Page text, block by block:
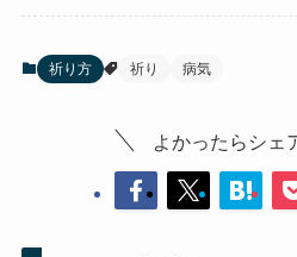
祈り方 祈り 病気
よかったらシェ